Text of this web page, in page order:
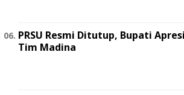
PRSU Resmi Ditutup, Bupati
Tim Madina